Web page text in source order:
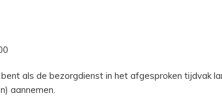
als de bezorgdienst in het afgesproken tijdvak
aannemen.